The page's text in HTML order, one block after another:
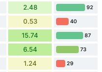
2.48 92
0.53 40
15.74 87
6.54 73
1.24 29